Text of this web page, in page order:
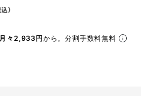
月々2,933円から。分割手数料無料